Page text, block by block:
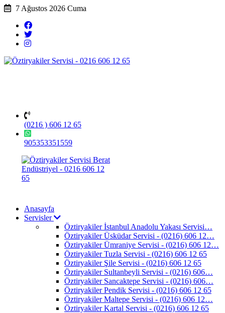
7 Ağustos 2026 Cuma
(0216 ) 606 12 65
905353351559
Anasayfa
Servisler
Öztiryakiler İstanbul Anadolu Yakası Servisi…
Öztiryakiler Üsküdar Servisi - (0216) 606 12…
Öztiryakiler Ümraniye Servisi - (0216) 606 12…
Öztiryakiler Tuzla Servisi - (0216) 606 12 65
Öztiryakiler Şile Servisi - (0216) 606 12 65
Öztiryakiler Sultanbeyli Servisi - (0216) 606…
Öztiryakiler Sancaktepe Servisi - (0216) 606…
Öztiryakiler Pendik Servisi - (0216) 606 12 65
Öztiryakiler Maltepe Servisi - (0216) 606 12…
Öztiryakiler Kartal Servisi - (0216) 606 12 65